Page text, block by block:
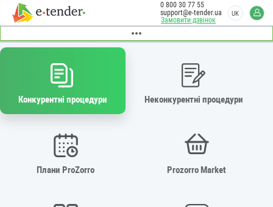
Замовити дзвінок
0 800 30 77 55
support@e-tender.ua
UK
Конкурентні процедури Неконкурентні процедури
Плани ProZorro Prozorro Market